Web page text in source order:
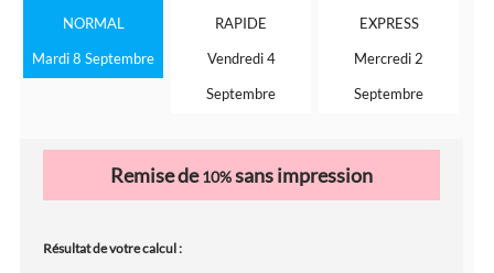
NORMAL
Mardi 8 Septembre
RAPIDE
Vendredi 4
Septembre
EXPRESS
Mercredi 2
Septembre
Remise de10%sans impression
Résultat de votre calcul :